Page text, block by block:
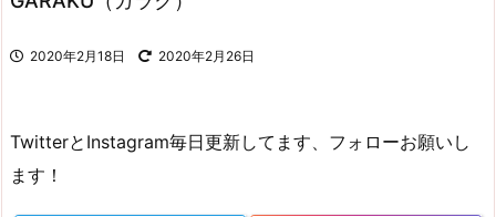
2020年2月18日 2020年2月26日
TwitterとInstagram毎日更新してます、フォローお願いし
ます！